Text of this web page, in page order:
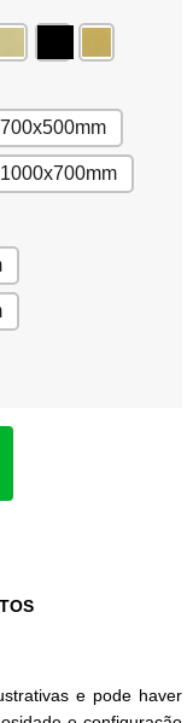
700x500mm
1000x700mm
e pode haver